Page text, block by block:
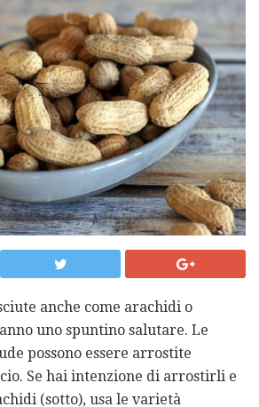
anche come arachidi o
uno spuntino salutare. Le
possono essere arrostite
Se hai intenzione di arrostirli e
(sotto), usa le varietà